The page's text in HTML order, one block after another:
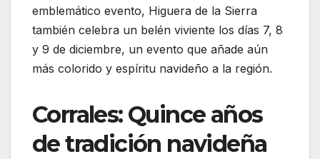
emblemático evento, Higuera de la Sierra
también celebra un belén viviente los días 7, 8
y 9 de diciembre, un evento que añade aún
más colorido y espíritu navideño a la región.
Corrales: Quince años
de tradición navideña